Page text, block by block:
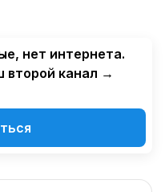
нет интернета.
канал →